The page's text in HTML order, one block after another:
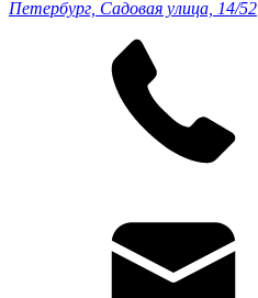
Петербург, Садовая улица, 14/52